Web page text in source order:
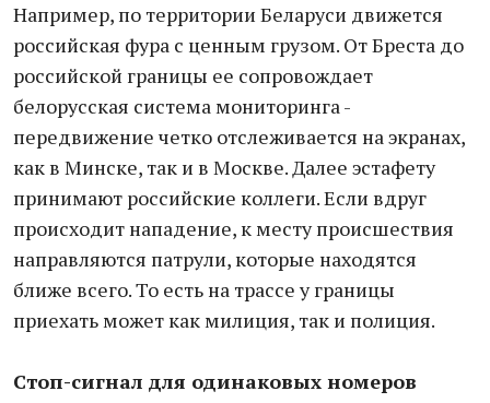
Например, по территории Беларуси движется
российская фура с ценным грузом. От Бреста до
российской границы ее сопровождает
белорусская система мониторинга -
передвижение четко отслеживается на экранах,
как в Минске, так и в Москве. Далее эстафету
принимают российские коллеги. Если вдруг
происходит нападение, к месту происшествия
направляются патрули, которые находятся
ближе всего. То есть на трассе у границы
приехать может как милиция, так и полиция.
Стоп-сигнал для одинаковых номеров